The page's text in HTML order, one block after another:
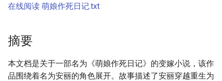
索
在线阅读 萌娘作死日记.txt
摘要
本文档是关于一部名为《萌娘作死日记》的变嫁小说，该作
品围绕着名为安丽的角色展开。故事描述了安丽穿越重生为